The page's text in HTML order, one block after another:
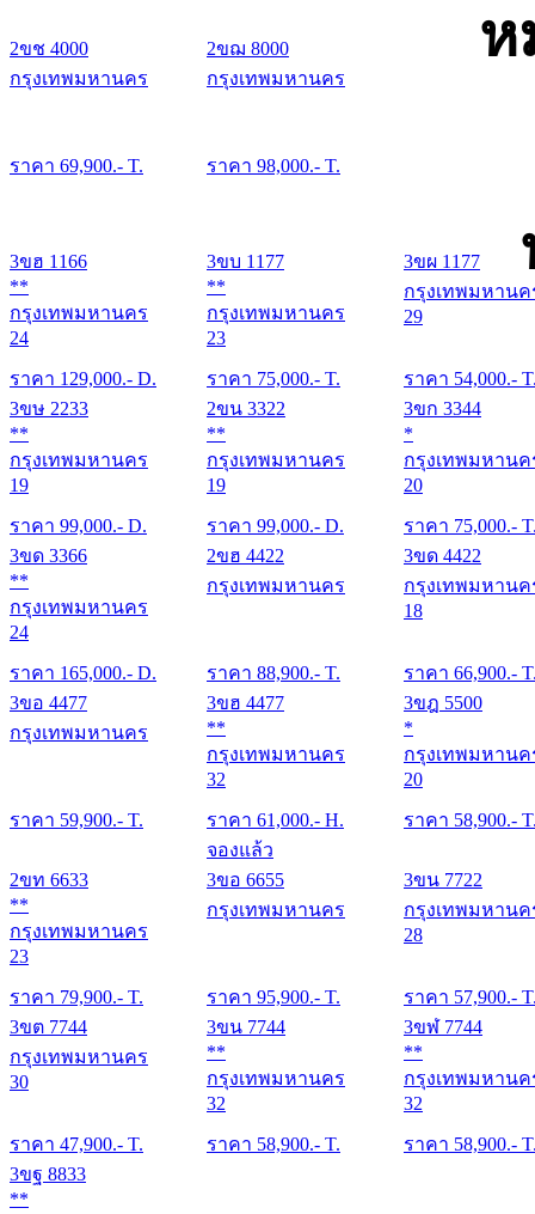
ห
2ขช 4000
กรุงเทพมหานคร
ราคา 69,900.- T.
2ขฌ 8000
กรุงเทพมหานคร
ราคา 98,000.- T.
3ขฮ 1166
**
กรุงเทพมหานคร
24
ราคา 129,000.- D.
3ขบ 1177
**
กรุงเทพมหานคร
23
ราคา 75,000.- T.
3ขผ 1177
กรุงเทพมหานค
29
ราคา 54,000.-
3ขษ 2233
**
กรุงเทพมหานคร
19
ราคา 99,000.- D.
2ขน 3322
**
กรุงเทพมหานคร
19
ราคา 99,000.- D.
3ขก 3344
*
กรุงเทพมหานค
20
ราคา 75,000.-
3ขด 3366
**
กรุงเทพมหานคร
24
ราคา 165,000.- D.
2ขฮ 4422
กรุงเทพมหานคร
ราคา 88,900.- T.
3ขด 4422
กรุงเทพมหานค
18
ราคา 66,900.-
3ขอ 4477
กรุงเทพมหานคร
ราคา 59,900.- T.
3ขฮ 4477
**
กรุงเทพมหานคร
32
ราคา 61,000.- H.
3ขฎ 5500
*
กรุงเทพมหานค
20
ราคา 58,900.-
2ขท 6633
**
กรุงเทพมหานคร
23
ราคา 79,900.- T.
จองแล้ว
3ขอ 6655
กรุงเทพมหานคร
ราคา 95,900.- T.
3ขน 7722
กรุงเทพมหานค
28
ราคา 57,900.-
3ขต 7744
กรุงเทพมหานคร
30
ราคา 47,900.- T.
3ขน 7744
**
กรุงเทพมหานคร
32
ราคา 58,900.- T.
3ขฬ 7744
**
กรุงเทพมหานค
32
ราคา 58,900.-
3ขฐ 8833
**